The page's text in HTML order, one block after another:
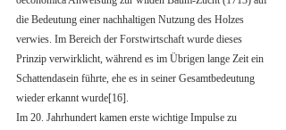
die Bedeutung einer nachhaltigen Nutzung des Holzes
verwies. Im Bereich der Forstwirtschaft wurde dieses
Prinzip verwirklicht, während es im Übrigen lange Zeit ein
Schattendasein führte, ehe es in seiner Gesamtbedeutung
wieder erkannt wurde[16].
Im 20. Jahrhundert kamen erste wichtige Impulse zu